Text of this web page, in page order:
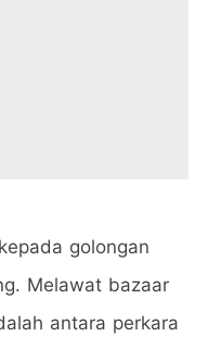
golongan
Melawat bazaar
antara perkara